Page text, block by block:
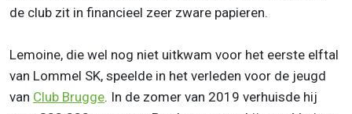
de club zit in financieel zeer zware papieren.
Lemoine, die wel nog niet uitkwam voor het eerste elftal
van Lommel SK, speelde in het verleden voor de jeugd
van Club Brugge. In de zomer van 2019 verhuisde hij